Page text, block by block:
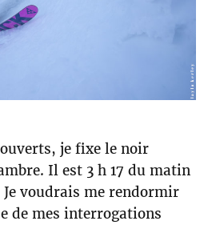
je fixe le noir
Il est 3 h 17 du matin
Je voudrais me rendormir
de mes interrogations